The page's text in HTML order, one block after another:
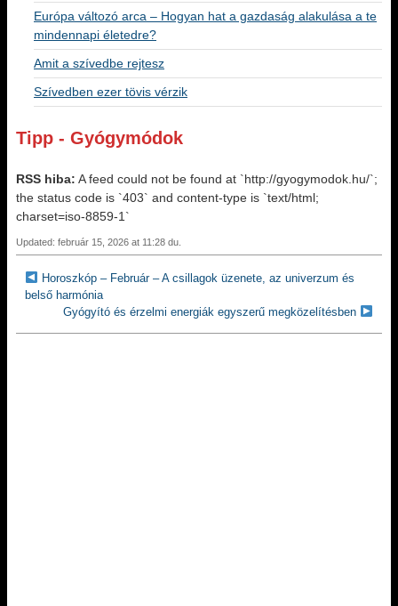
Európa változó arca – Hogyan hat a gazdaság alakulása a te
mindennapi életedre?
Amit a szívedbe rejtesz
Szívedben ezer tövis vérzik
Tipp - Gyógymódok
RSS hiba: A feed could not be found at `http://gyogymodok.hu/`;
the status code is `403` and content-type is `text/html;
charset=iso-8859-1`
Updated: február 15, 2026 at 11:28 du.
Horoszkóp – Február – A csillagok üzenete, az univerzum és
belső harmónia
Gyógyító és érzelmi energiák egyszerű megközelítésben